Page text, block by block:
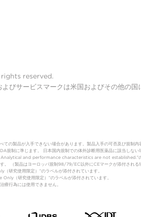
rights reserved.
サービスマークは米国およびその他の国
の製品が入手できない場合があります。製品入手の可否及び規制
制に準じます。 日本国内規制での体外診断用医薬品に該当しない
and performance characteristics are not established.”の
（製品はヨーロッパ規制98/79/EC以外にCEマークが添付される場
研究使用限定）”のラベルが添付されています。
（研究使用限定）”のラベルが添付されています。
行為には使用できません。